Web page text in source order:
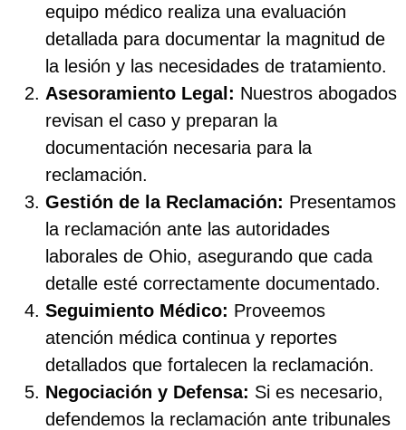
equipo médico realiza una evaluación
detallada para documentar la magnitud de
la lesión y las necesidades de tratamiento.
Asesoramiento Legal: Nuestros abogados
revisan el caso y preparan la
documentación necesaria para la
reclamación.
Gestión de la Reclamación: Presentamos
la reclamación ante las autoridades
laborales de Ohio, asegurando que cada
detalle esté correctamente documentado.
Seguimiento Médico: Proveemos
atención médica continua y reportes
detallados que fortalecen la reclamación.
Negociación y Defensa: Si es necesario,
defendemos la reclamación ante tribunales